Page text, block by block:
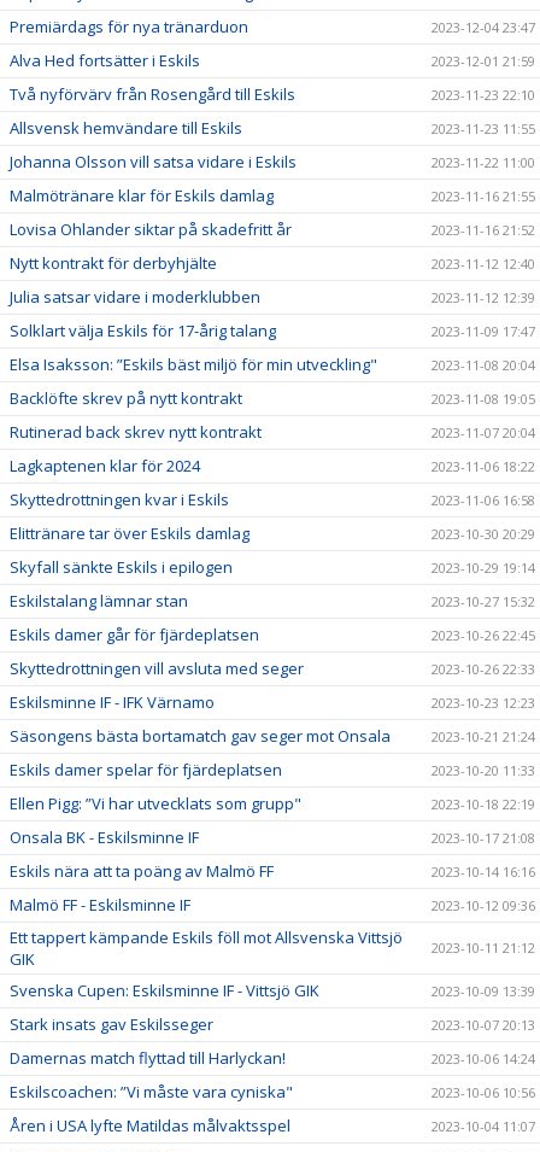
Premiärdags för nya tränarduon 2023-12-04 23:47
Alva Hed fortsätter i Eskils 2023-12-01 21:59
Två nyförvärv från Rosengård till Eskils 2023-11-23 22:10
Allsvensk hemvändare till Eskils 2023-11-23 11:55
Johanna Olsson vill satsa vidare i Eskils 2023-11-22 11:00
Malmötränare klar för Eskils damlag 2023-11-16 21:55
Lovisa Ohlander siktar på skadefritt år 2023-11-16 21:52
Nytt kontrakt för derbyhjälte 2023-11-12 12:40
Julia satsar vidare i moderklubben 2023-11-12 12:39
Solklart välja Eskils för 17-årig talang 2023-11-09 17:47
Elsa Isaksson: ”Eskils bäst miljö för min utveckling" 2023-11-08 20:04
Backlöfte skrev på nytt kontrakt 2023-11-08 19:05
Rutinerad back skrev nytt kontrakt 2023-11-07 20:04
Lagkaptenen klar för 2024 2023-11-06 18:22
Skyttedrottningen kvar i Eskils 2023-11-06 16:58
Elittränare tar över Eskils damlag 2023-10-30 20:29
Skyfall sänkte Eskils i epilogen 2023-10-29 19:14
Eskilstalang lämnar stan 2023-10-27 15:32
Eskils damer går för fjärdeplatsen 2023-10-26 22:45
Skyttedrottningen vill avsluta med seger 2023-10-26 22:33
Eskilsminne IF - IFK Värnamo 2023-10-23 12:23
Säsongens bästa bortamatch gav seger mot Onsala 2023-10-21 21:24
Eskils damer spelar för fjärdeplatsen 2023-10-20 11:33
Ellen Pigg: ”Vi har utvecklats som grupp" 2023-10-18 22:19
Onsala BK - Eskilsminne IF 2023-10-17 21:08
Eskils nära att ta poäng av Malmö FF 2023-10-14 16:16
Malmö FF - Eskilsminne IF 2023-10-12 09:36
Ett tappert kämpande Eskils föll mot Allsvenska Vittsjö
GIK
2023-10-11 21:12
Svenska Cupen: Eskilsminne IF - Vittsjö GIK 2023-10-09 13:39
Stark insats gav Eskilsseger 2023-10-07 20:13
Damernas match flyttad till Harlyckan! 2023-10-06 14:24
Eskilscoachen: ”Vi måste vara cyniska" 2023-10-06 10:56
Åren i USA lyfte Matildas målvaktsspel 2023-10-04 11:07